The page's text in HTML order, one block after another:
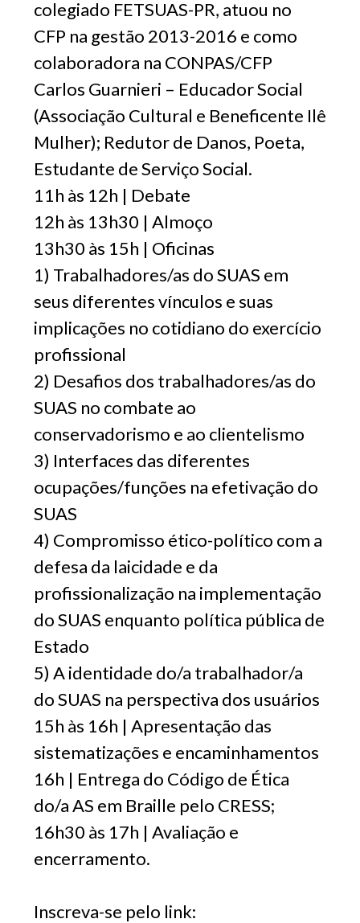
colegiado FETSUAS-PR, atuou no
CFP na gestão 2013-2016 e como
colaboradora na CONPAS/CFP
Carlos Guarnieri – Educador Social
(Associação Cultural e Beneficente Ilê
Mulher); Redutor de Danos, Poeta,
Estudante de Serviço Social.
11h às 12h | Debate
12h às 13h30 | Almoço
13h30 às 15h | Oficinas
1) Trabalhadores/as do SUAS em
seus diferentes vínculos e suas
implicações no cotidiano do exercício
profissional
2) Desafios dos trabalhadores/as do
SUAS no combate ao
conservadorismo e ao clientelismo
3) Interfaces das diferentes
ocupações/funções na efetivação do
SUAS
4) Compromisso ético-político com a
defesa da laicidade e da
profissionalização na implementação
do SUAS enquanto política pública de
Estado
5) A identidade do/a trabalhador/a
do SUAS na perspectiva dos usuários
15h às 16h | Apresentação das
sistematizações e encaminhamentos
16h | Entrega do Código de Ética
do/a AS em Braille pelo CRESS;
16h30 às 17h | Avaliação e
encerramento.
Inscreva-se pelo link: